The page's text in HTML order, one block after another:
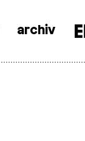
archiv